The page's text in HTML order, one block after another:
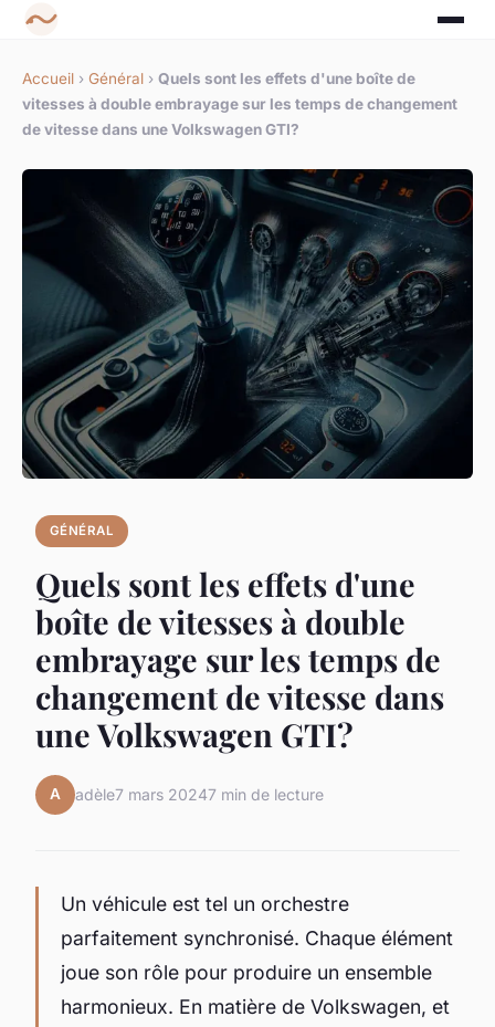
Accueil › Général › Quels sont les effets d'une boîte de
vitesses à double embrayage sur les temps de changement
de vitesse dans une Volkswagen GTI?
GÉNÉRAL
Quels sont les effets d'une
boîte de vitesses à double
embrayage sur les temps de
changement de vitesse dans
une Volkswagen GTI?
A adèle7 mars 20247 min de lecture
Un véhicule est tel un orchestre
parfaitement synchronisé. Chaque élément
joue son rôle pour produire un ensemble
harmonieux. En matière de Volkswagen, et